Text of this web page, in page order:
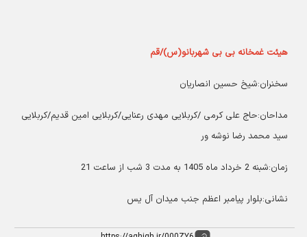
هیئت غمخانه بی بی شهربانو(س)/قم
سخنران:شیخ حسین انصاریان
مداحان:حاج علی کرمی /کربلایی مهدی رعنایی/کربلایی امین قدیم/کربلایی
سید محمد رضا نوشه ور
زمان:شبنه 2 خرداد ماه 1405 به مدت 3 شب از ساعت 21
نشانی:بلوار پیامبر اعظم جنب میدان آل یس